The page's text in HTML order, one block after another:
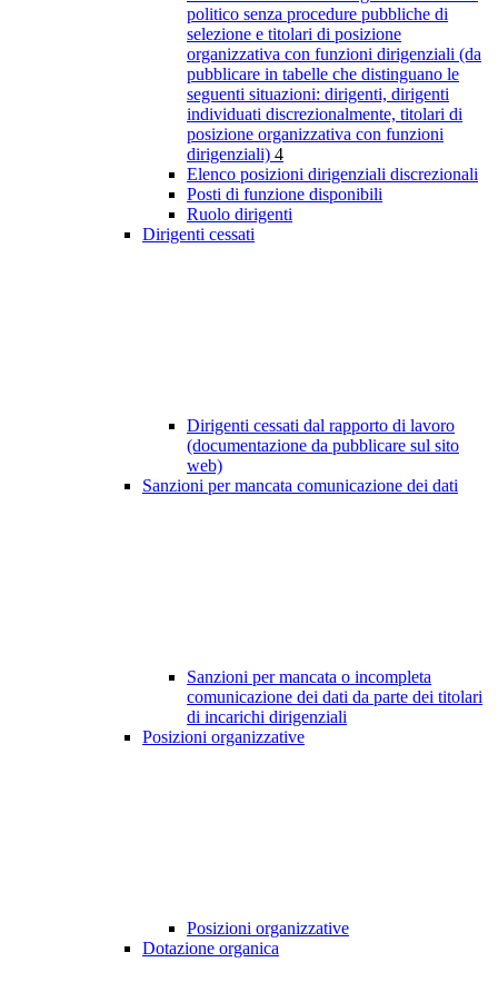
politico senza procedure pubbliche di
selezione e titolari di posizione
organizzativa con funzioni dirigenziali (da
pubblicare in tabelle che distinguano le
seguenti situazioni: dirigenti, dirigenti
individuati discrezionalmente, titolari di
posizione organizzativa con funzioni
dirigenziali) 4
Elenco posizioni dirigenziali discrezionali
Posti di funzione disponibili
Ruolo dirigenti
Dirigenti cessati
Dirigenti cessati dal rapporto di lavoro
(documentazione da pubblicare sul sito
web)
Sanzioni per mancata comunicazione dei dati
Sanzioni per mancata o incompleta
comunicazione dei dati da parte dei titolari
di incarichi dirigenziali
Posizioni organizzative
Posizioni organizzative
Dotazione organica